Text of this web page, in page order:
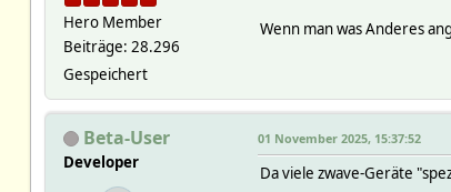
Hero Member
Beiträge: 28.296
Gespeichert
Wenn man was Anderes
Beta-User
Developer
01 November 2025, 15:37:52
Da viele zwave-Geräte